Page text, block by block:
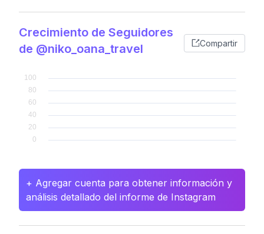
Crecimiento de Seguidores
de @niko_oana_travel
Compartir
+ Agregar cuenta para obtener información y
análisis detallado del informe de Instagram